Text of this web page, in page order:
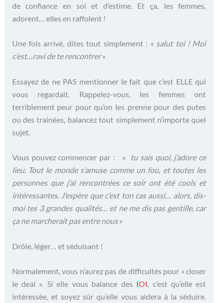
de confiance en soi et d’estime. Et ça, les femmes,
adorent… elles en raffolent !
Une fois arrivé, dites tout simplement : « salut toi ! Moi
c’est…ravi de te rencontrer»
Essayez de ne PAS mentionner le fait que c’est ELLE qui
vous regardait. Rappelez-vous, les femmes ont
terriblement peur pour qu’on les prenne pour des putes
ou des trainées, balancez tout simplement n’importe quel
sujet.
Vous pouvez commencer par : «
tu sais quoi, j’adore ce
lieu. Tout le monde s’amuse comme un fou, et toutes les
personnes que j’ai rencontrées ce soir ont été cools et
intéressantes. J’espère que c’est ton cas aussi… alors, dis-
moi tes 3 grandes qualités… et ne me dis pas gentille, car
ça ne marcherait pas entre nous»
Drôle, léger… et séduisant !
Normalement, vous n’aurez pas de difficultés pour « closer
le deal ». Si elle vous balance des IOI, c’est qu’elle est
intéressée, et soyez sûr qu’elle vous aidera à la séduire.